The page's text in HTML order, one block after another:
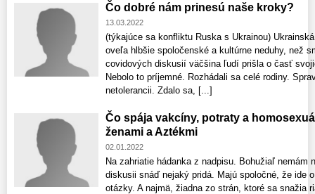
Čo dobré nám prinesú naše kroky?
13.03.2022
(týkajúce sa konfliktu Ruska s Ukrainou)
oveľa hlbšie spoločenské a kultúrne neduhy, než
covidových diskusií väčšina ľudí prišla o časť
Nebolo to príjemné. Rozhádali sa celé rodiny.
netolerancii. Zdalo sa, [...]
Čo spája vakcíny, potraty a
ženami a Aztékmi
02.01.2022
Na zahriatie hádanka z nadpisu. Bohužiaľ
diskusii snáď nejaký pridá. Majú spoločné, že ide
otázky. A najmä, žiadna zo strán, ktoré sa snažia